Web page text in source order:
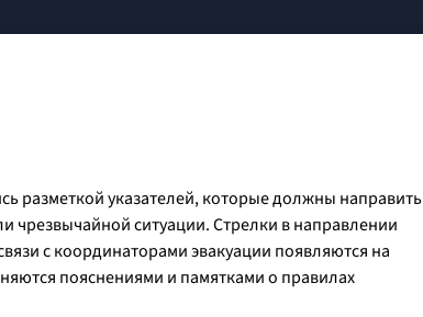
разметкой указателей, которые должны направить
чрезвычайной ситуации. Стрелки в направлении
с координаторами эвакуации появляются на
пояснениями и памятками о правилах